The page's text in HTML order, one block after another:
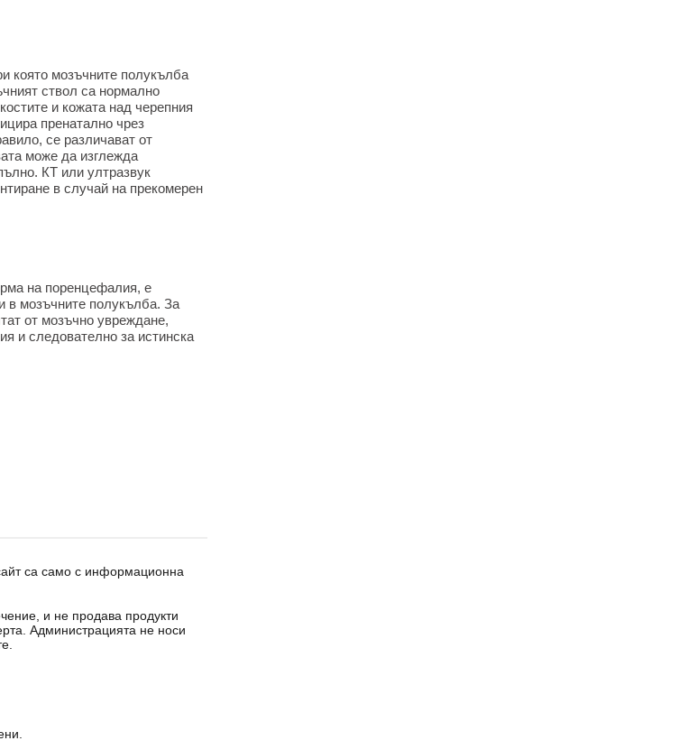
която мозъчните полукълба
ствол са нормално
и кожата над черепния
пренатално чрез
се различават от
може да изглежда
КТ или ултразвук
в случай на прекомерен
на поренцефалия, е
в мозъчните полукълба. За
от мозъчно увреждане,
и следователно за истинска
са само с информационна
и не продава продукти
Администрацията не носи